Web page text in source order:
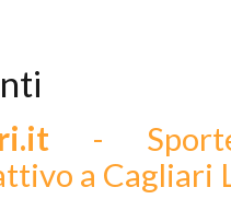
-
a Cagliari